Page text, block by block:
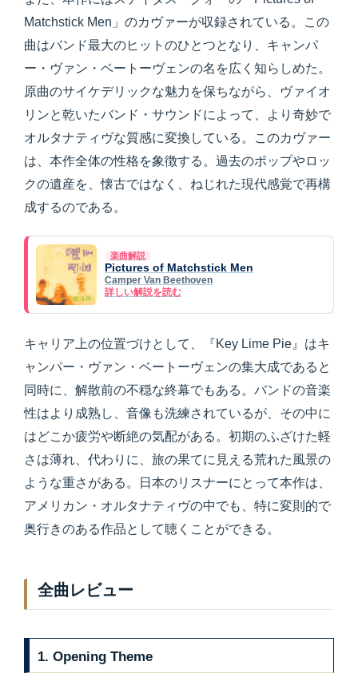
Matchstick Men」のカヴァーが収録されている。この
曲はバンド最大のヒットのひとつとなり、キャンパ
ー・ヴァン・ベートーヴェンの名を広く知らしめた。
原曲のサイケデリックな魅力を保ちながら、ヴァイオ
リンと乾いたバンド・サウンドによって、より奇妙で
オルタナティヴな質感に変換している。このカヴァー
は、本作全体の性格を象徴する。過去のポップやロッ
クの遺産を、懐古ではなく、ねじれた現代感覚で再構
成するのである。
楽曲解説
Pictures of Matchstick Men
Camper Van Beethoven
詳しい解説を読む
キャリア上の位置づけとして、『Key Lime Pie』はキ
ャンパー・ヴァン・ベートーヴェンの集大成であると
同時に、解散前の不穏な終幕でもある。バンドの音楽
性はより成熟し、音像も洗練されているが、その中に
はどこか疲労や断絶の気配がある。初期のふざけた軽
さは薄れ、代わりに、旅の果てに見える荒れた風景の
ような重さがある。日本のリスナーにとって本作は、
アメリカン・オルタナティヴの中でも、特に変則的で
奥行きのある作品として聴くことができる。
全曲レビュー
1. Opening Theme